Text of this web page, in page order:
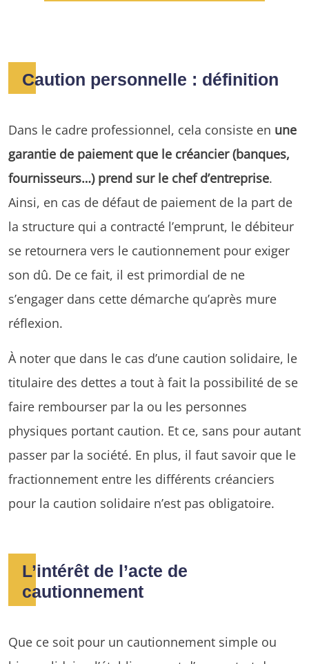
Caution personnelle : définition
Dans le cadre professionnel, cela consiste en une
garantie de paiement que le créancier (banques,
fournisseurs…) prend sur le chef d’entreprise.
Ainsi, en cas de défaut de paiement de la part de
la structure qui a contracté l’emprunt, le débiteur
se retournera vers le cautionnement pour exiger
son dû. De ce fait, il est primordial de ne
s’engager dans cette démarche qu’après mure
réflexion.
À noter que dans le cas d’une caution solidaire, le
titulaire des dettes a tout à fait la possibilité de se
faire rembourser par la ou les personnes
physiques portant caution. Et ce, sans pour autant
passer par la société. En plus, il faut savoir que le
fractionnement entre les différents créanciers
pour la caution solidaire n’est pas obligatoire.
L’intérêt de l’acte de
cautionnement
Que ce soit pour un cautionnement simple ou